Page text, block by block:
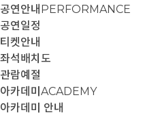
공연안내 PERFORMANCE
공연일정
티켓안내
좌석배치도
관람예절
아카데미 ACADEMY
아카데미 안내